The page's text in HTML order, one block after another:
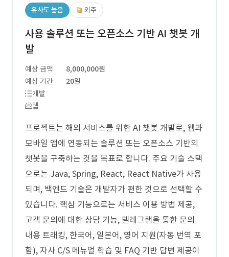
유사도 높음 외주
사용 솔루션 또는 오픈소스 기반 AI 챗봇 개
발
예상 금액
8,000,000원
예상 기간
20일
개발
웹
프로젝트는 해외 서비스를 위한 AI 챗봇 개발로, 웹과
모바일 앱에 연동되는 솔루션 또는 오픈소스 기반의
챗봇을 구축하는 것을 목표로 합니다. 주요 기술 스택
으로는 Java, Spring, React, React Native가 사용
되며, 백엔드 기술은 개발자가 편한 것으로 선택할 수
있습니다. 핵심 기능으로는 서비스 이용 방법 제공,
고객 문의에 대한 상담 기능, 텔레그램을 통한 문의
내용 트래킹, 한국어, 일본어, 영어 지원(자동 번역 포
함), 자사 C/S 메뉴얼 학습 및 FAQ 기반 답변 제공이